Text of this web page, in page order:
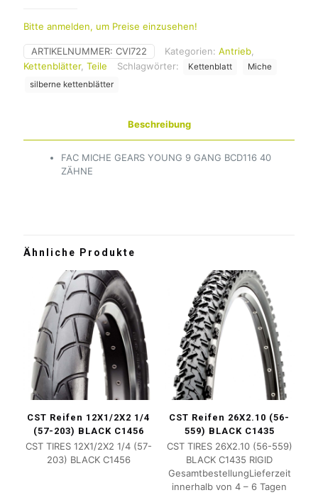
Bitte anmelden, um Preise einzusehen!
ARTIKELNUMMER: CVI722 Kategorien: Antrieb
Kettenblätter, Teile Schlagwörter: Kettenblatt
Miche
silberne kettenblätter
Beschreibung
FAC MICHE GEARS YOUNG 9 GANG BCD116 40
ZÄHNE
Ähnliche Produkte
CST Reifen 12X1/2X2 1/4
(57-203) BLACK C1456
CST TIRES 12X1/2X2 1/4 (57-
203) BLACK C1456
CST Reifen 26X2.10 (56-
559) BLACK C1435
CST TIRES 26X2.10 (56-559)
BLACK C1435 RIGID
GesamtbestellungLieferzeit
innerhalb von 4 – 6 Tagen